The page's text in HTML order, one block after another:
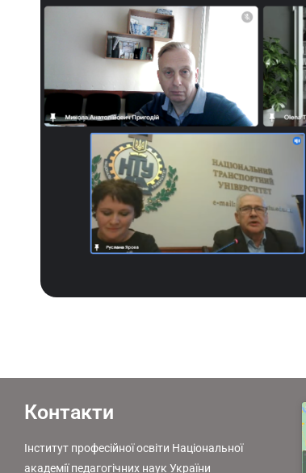
Контакти
Інститут професійної освіти Національної
академії педагогічних наук України